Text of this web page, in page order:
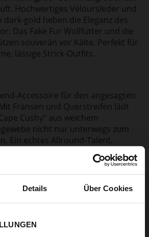
Details Über Cookies
Hochwertiges Veloursleder und
dark-gold heben die Eleganz des
Das Fake Fur Wollfutter und die
souverän vor Kälte. Perfekt für
lässige Strick-Outfits.
Accessoire für den angesagten
Fransen und Querstreifen lädt
Cushy“ aus weichem
nicht nur unterwegs zum
Ein echtes Allround-Talent.